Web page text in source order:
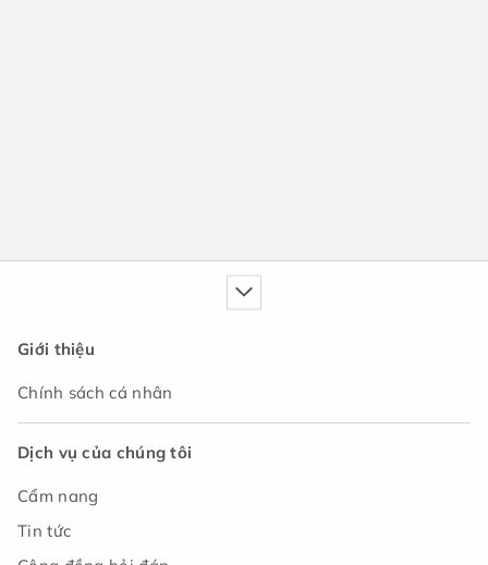
Giới thiệu
Chính sách cá nhân
Dịch vụ của chúng tôi
Cẩm nang
Tin tức